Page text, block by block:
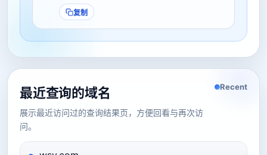
复制
最近查询的域名
展示最近访问过的查询结果页，方便回看与再次访
问。
Recent